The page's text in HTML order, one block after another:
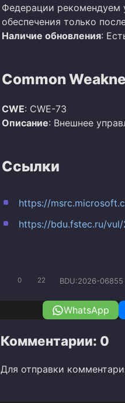
Федерации рекомендуем
обеспечения только
Наличие обновления:
Common
CWE: CWE-73
Описание: Внешнее
Ссылки
https://
https://bdu.fstec.ru/
0 22 BDU:2026-06855
WhatsApp
Комментарии: 0
Для отправки